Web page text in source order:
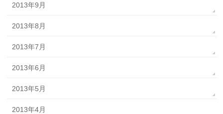
2013年9月
2013年8月
2013年7月
2013年6月
2013年5月
2013年4月